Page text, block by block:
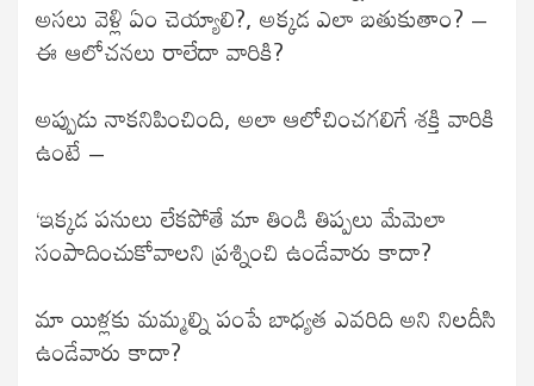
అసలు వెళ్లి ఏం చెయ్యాలి?, అక్కడ ఎలా బతుకుతాం? –
ఈ ఆలోచనలు రాలేదా వారికి?
అప్పుడు నాకనిపించింది, అలా ఆలోచించగలిగే శక్తి వారికి
ఉంటే –
‘ఇక్కడ పనులు లేకపోతే మా తిండి తిప్పలు మేమెలా
సంపాదించుకోవాలని ప్రశ్నించి ఉండేవారు కాదా?
మా యిళ్లకు మమ్మల్ని పంపే బాధ్యత ఎవరిది అని నిలదీసి
ఉండేవారు కాదా?